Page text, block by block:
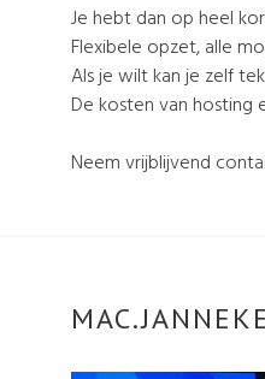
Je hebt dan op heel
Flexibele opzet, alle
Als je wilt kan je zelf
De kosten van hosting
Neem vrijblijvend